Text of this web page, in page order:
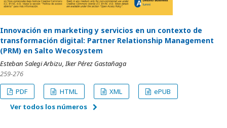
Innovación en marketing y servicios en un contexto de
transformación digital: Partner Relationship Management
(PRM) en Salto Wecosystem
Esteban Salegi Arbizu, Iker Pérez Gastañaga
259-276
PDF
HTML XML
ePUB
Ver todos los números